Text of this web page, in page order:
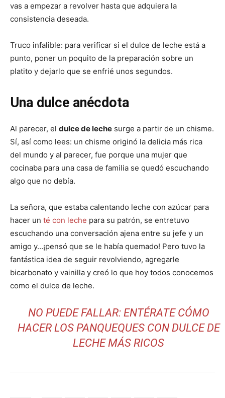
vas a empezar a revolver hasta que adquiera la
consistencia deseada.
Truco infalible: para verificar si el dulce de leche está a
punto, poner un poquito de la preparación sobre un
platito y dejarlo que se enfrié unos segundos.
Una dulce anécdota
Al parecer, el dulce de leche surge a partir de un chisme.
Sí, así como lees: un chisme originó la delicia más rica
del mundo y al parecer, fue porque una mujer que
cocinaba para una casa de familia se quedó escuchando
algo que no debía.
La señora, que estaba calentando leche con azúcar para
hacer un té con leche para su patrón, se entretuvo
escuchando una conversación ajena entre su jefe y un
amigo y…¡pensó que se le había quemado! Pero tuvo la
fantástica idea de seguir revolviendo, agregarle
bicarbonato y vainilla y creó lo que hoy todos conocemos
como el dulce de leche.
NO PUEDE FALLAR: ENTÉRATE CÓMO
HACER LOS PANQUEQUES CON DULCE DE
LECHE MÁS RICOS